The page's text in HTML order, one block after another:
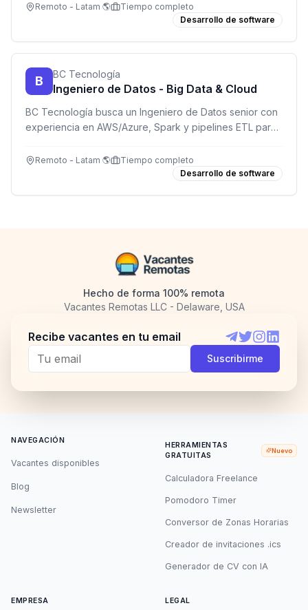
Remoto - Latam 🌎
Tiempo completo
Desarrollo de software
B BC Tecnología
Ingeniero de Datos - Big Data & Cloud
BC Tecnología busca un Ingeniero de Datos senior con
experiencia en AWS/Azure, Spark y pipelines ETL para
Remoto - Latam 🌎
Tiempo completo
Desarrollo de software
Hecho de forma 100% remota
Vacantes Remotas LLC - Delaware, USA
Recibe vacantes en tu email
Telegram
TwitterInstagram
Suscribirme
NAVEGACIÓN
Vacantes disponibles
Blog
Newsletter
HERRAMIENTAS
GRATUITAS
Nuevo
Calculadora Freelance
Pomodoro Timer
Conversor de Zonas Horarias
Creador de invitaciones .ics
Generador de CV con IA
EMPRESA LEGAL